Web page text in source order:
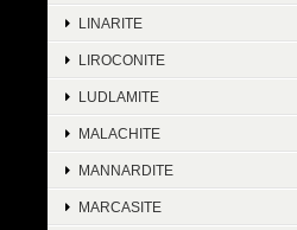
LINARITE
LIROCONITE
LUDLAMITE
MALACHITE
MANNARDITE
MARCASITE